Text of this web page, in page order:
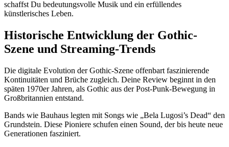
schaffst Du bedeutungsvolle Musik und ein erfüllendes
künstlerisches Leben.
Historische Entwicklung der Gothic-
Szene und Streaming-Trends
Die digitale Evolution der Gothic-Szene offenbart faszinierende
Kontinuitäten und Brüche zugleich. Deine Review beginnt in den
späten 1970er Jahren, als Gothic aus der Post-Punk-Bewegung in
Großbritannien entstand.
Bands wie Bauhaus legten mit Songs wie „Bela Lugosi’s Dead“ den
Grundstein. Diese Pioniere schufen einen Sound, der bis heute neue
Generationen fasziniert.